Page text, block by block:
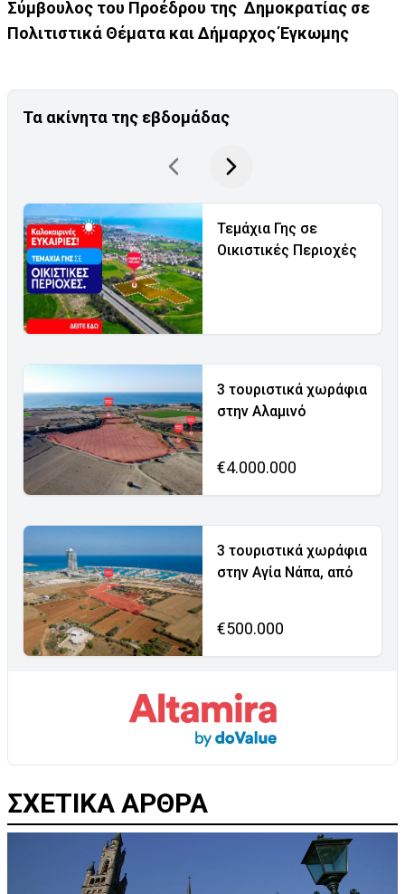
Σύμβουλος του Προέδρου της Δημοκρατίας σε
Πολιτιστικά Θέματα και Δήμαρχος Έγκωμης
Τα ακίνητα της εβδομάδας
Τεμάχια Γης σε
Οικιστικές Περιοχές
3 τουριστικά χωράφια
στην Αλαμινό
€4.000.000
3 τουριστικά χωράφια
στην Αγία Νάπα, από
€500.000
ΣΧΕΤΙΚΑ ΑΡΘΡΑ